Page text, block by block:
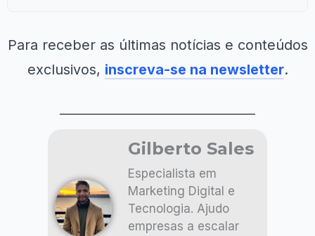
Para receber as últimas notícias e conteúdos
exclusivos, inscreva-se na newsletter.
Gilberto Sales
Especialista em
Marketing Digital e
Tecnologia. Ajudo
empresas a escalar